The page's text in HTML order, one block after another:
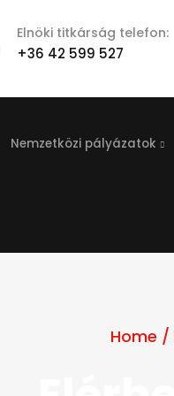
Elnöki titkárság telefon:
+36 42 599 527
Nemzetközi pályázatok
Home /